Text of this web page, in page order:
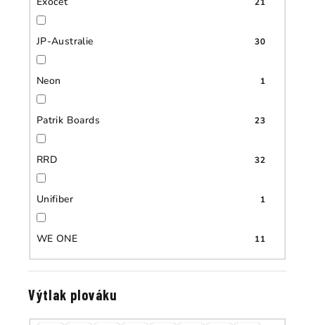
JP-Australie 30
Neon 1
Patrik Boards 23
RRD 32
Unifiber 1
WE ONE 11
Výtlak plováku